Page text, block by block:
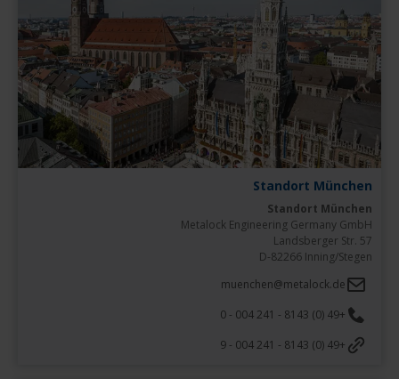
Standort München
Standort München
D-82266 Inning/Stegen
muenchen@metalock.de
+49 (0) 8143 - 241 004 - 0
+49 (0) 8143 - 241 004 - 9